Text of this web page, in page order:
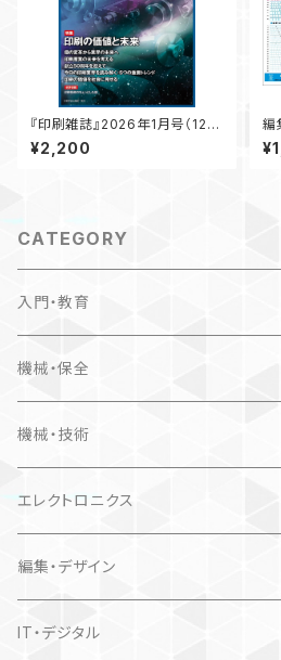
『印刷雑誌』2026年1月号（12月
19日発行）
¥2,200
編
CATEGORY
入門・教育
機械・保全
機械・技術
エレクトロニクス
編集・デザイン
IT・デジタル